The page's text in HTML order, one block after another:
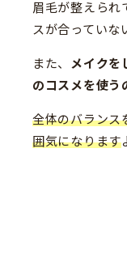
眉毛が整えられ
スが合っていな
また、
メイクを
のコスメを使う
全体のバランス
囲気になります